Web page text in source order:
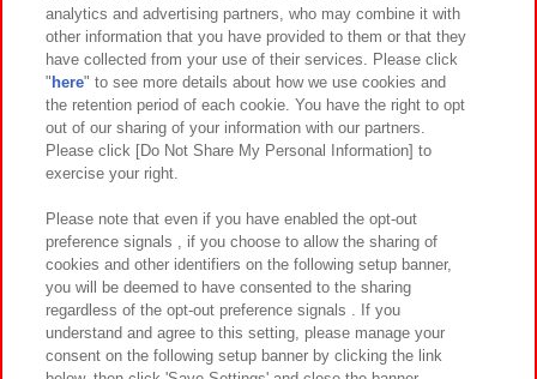
関連会社 サステナビリティ サイトポリシー
プライバシーポリシー ウェブアクセシビリティ方針と検証結果
お取引先さまとともに
カスタマーハラスメント対応方針 よくあるご質問・お問い合わせ
analytics and advertising partners, who may combine it with
other information that you have provided to them or that they
have collected from your use of their services. Please click
" here" to see more details about how we use cookies and
the retention period of each cookie. You have the right to opt
out of our sharing of your information with our partners.
Please click [Do Not Share My Personal Information] to
exercise your right.
Please note that even if you have enabled the opt-out
preference signals , if you choose to allow the sharing of
cookies and other identifiers on the following setup banner,
you will be deemed to have consented to the sharing
regardless of the opt-out preference signals . If you
understand and agree to this setting, please manage your
consent on the following setup banner by clicking the link